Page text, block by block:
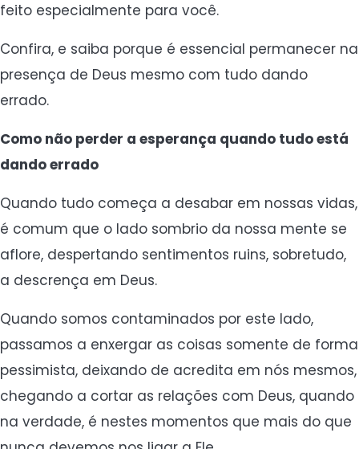
feito especialmente para você.
Confira, e saiba porque é essencial permanecer na
presença de Deus mesmo com tudo dando
errado.
Como não perder a esperança quando tudo está
dando errado
Quando tudo começa a desabar em nossas vidas,
é comum que o lado sombrio da nossa mente se
aflore, despertando sentimentos ruins, sobretudo,
a descrença em Deus.
Quando somos contaminados por este lado,
passamos a enxergar as coisas somente de forma
pessimista, deixando de acredita em nós mesmos,
chegando a cortar as relações com Deus, quando
na verdade, é nestes momentos que mais do que